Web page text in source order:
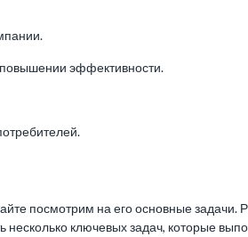
эффективности.
посмотрим на его основные задачи.
несколько ключевых задач, которые